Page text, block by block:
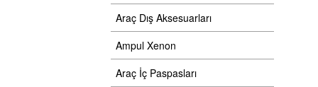
Araç Dış Aksesuarları
Ampul Xenon
Araç İç Paspasları